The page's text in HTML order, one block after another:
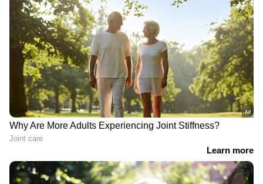
'മെലഡി' സമ്മാനിച്ചതിലെ
വിവാ‍ദം; വീണ്ടും റീൽ
പങ്കുവച്ച് നരേന്ദ്ര മോദി,
രാഹുൽ ഗാന്ധിയെ ചോദ്യം
ചെയ്ത് എസ് ജയശങ്കർ
ബെം​ഗളൂരു
വിമാനത്താവളത്തിൽ
ലാൻഡിങ്ങിനിടെ
വിമാനത്തിന്റെ താഴ്ഭാ​ഗം
നിലത്തു തട്ടി അപകടം,
ഒഴിവായത് വൻദുരന്തം,
യാത്രക്കാർ സുരക്ഷിതർ
'പേടിക്കാനൊന്നുമില്ല';
എല്ലാം സെറ്റാണെന്ന് കേന്ദ്ര
40 ഇന്ത്യന്‍ സൈനികരുടെ
ജീവന് 'അജ്ഞാത'രുടെ